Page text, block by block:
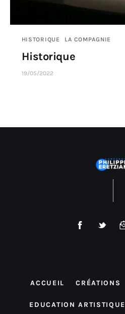
HISTORIQUE LA COMPAGNIE
Historique
19/05/2022
ACCUEIL CRÉATIONS
EDUCATION ARTISTIQUE